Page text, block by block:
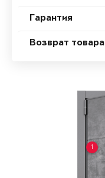
Гарантия
Возврат товара
1